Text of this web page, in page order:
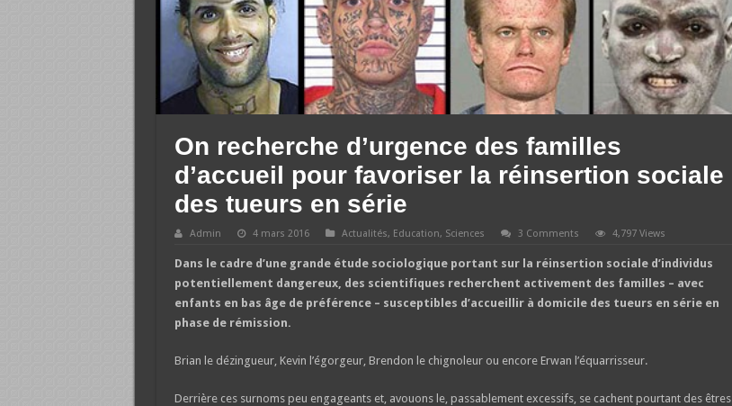
On recherche d’urgence des familles
d’accueil pour favoriser la réinsertion sociale
des tueurs en série
Admin 4 mars 2016 Actualités, Education, Sciences 3 Comments 4,797 Views
Dans le cadre d’une grande étude sociologique portant sur la réinsertion sociale d’individus
potentiellement dangereux, des scientifiques recherchent activement des familles – avec
enfants en bas âge de préférence – susceptibles d’accueillir à domicile des tueurs en série en
phase de rémission.
Brian le dézingueur, Kevin l’égorgeur, Brendon le chignoleur ou encore Erwan l’équarrisseur.
Derrière ces surnoms peu engageants et, avouons le, passablement excessifs, se cachent pourtant des êtres